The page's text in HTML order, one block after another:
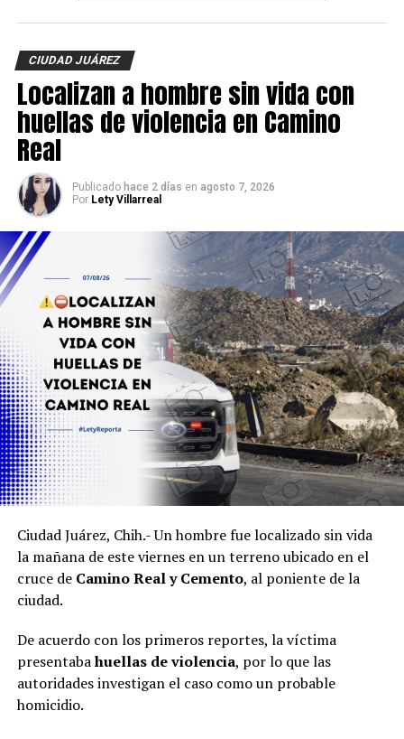
CIUDAD JUÁREZ
Localizan a hombre sin vida con
huellas de violencia en Camino
Real
Publicado hace 2 días en agosto 7, 2026
Por Lety Villarreal
Ciudad Juárez, Chih.- Un hombre fue localizado sin vida
la mañana de este viernes en un terreno ubicado en el
cruce de Camino Real y Cemento, al poniente de la
ciudad.
De acuerdo con los primeros reportes, la víctima
presentabahuellas de violencia, por lo que las
autoridades investigan el caso como un probable
homicidio.